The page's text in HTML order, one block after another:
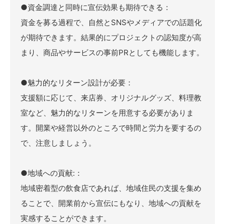
●資金調達と同時に宣伝効果も期待できる：
資金を募る過程で、自然とSNSやメディアでの話題化
が期待できます。結果的にプロジェクトの認知度が高
まり、商品やサービスの事前PRとしても機能します。
●魅力的なリターン設計が必要：
支援額に応じて、来店券、オリジナルグッズ、料理教
室など、魅力的なリターンを用意する必要がありま
す。開業や経営以外のところで時間と労力を要するの
で、注意しましょう。
●地域への貢献:：
地域密着型の飲食店であれば、地域住民の支援を集め
ることで、開業前から宣伝にもなり、地域への貢献を
実感することができます。